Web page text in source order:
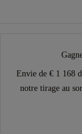
Envie de € 1 168
notre tirage au